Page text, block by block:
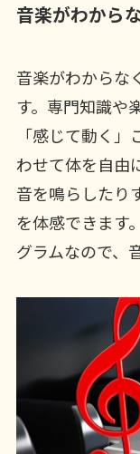
音楽がわから
音楽がわからな
す。専門知識や
「感じて動く
わせて体を自由
音を鳴らしたり
を体感できます
グラムなので、